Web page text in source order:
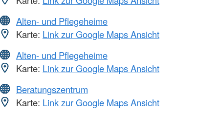
Alten- und Pflegeheime
Karte: Link zur Google Maps Ansicht
Alten- und Pflegeheime
Karte: Link zur Google Maps Ansicht
Beratungszentrum
Karte: Link zur Google Maps Ansicht